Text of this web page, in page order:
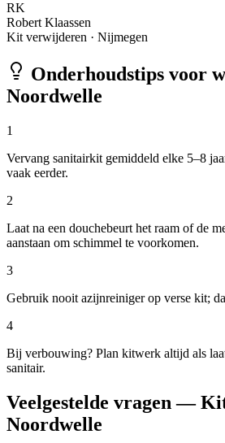
RK
Robert Klaassen
Kit verwijderen · Nijmegen
Onderhoudstips voor
Noordwelle
1
Vervang sanitairkit gemiddeld elke 5–8
vaak eerder.
2
Laat na een douchebeurt het raam of de
aanstaan om schimmel te voorkomen.
3
Gebruik nooit azijnreiniger op verse kit;
4
Bij verbouwing? Plan kitwerk altijd als
sanitair.
Veelgestelde vragen —
Noordwelle